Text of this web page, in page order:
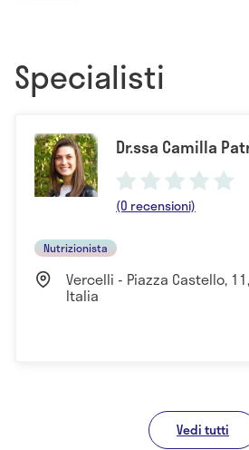
Specialisti
Dr.ssa Camilla
(0 recensioni)
Nutrizionista
Vercelli - Piazza Castello,
Italia
Vedi tutti